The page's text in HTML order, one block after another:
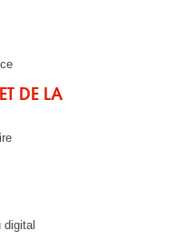
DE LA
digital